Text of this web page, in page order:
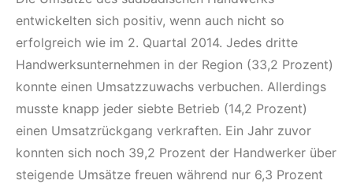
entwickelten sich positiv, wenn auch nicht so
erfolgreich wie im 2. Quartal 2014. Jedes dritte
Handwerksunternehmen in der Region (33,2 Prozent)
konnte einen Umsatzzuwachs verbuchen. Allerdings
musste knapp jeder siebte Betrieb (14,2 Prozent)
einen Umsatzrückgang verkraften. Ein Jahr zuvor
konnten sich noch 39,2 Prozent der Handwerker über
steigende Umsätze freuen während nur 6,3 Prozent